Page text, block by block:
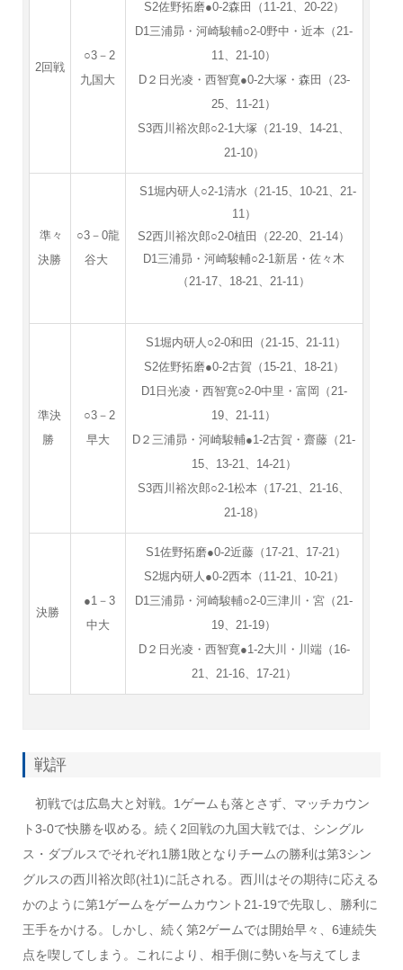
2回戦
○3－2
九国大
S2佐野拓磨●0-2森田（11-21、20-22）
D1三浦昴・河崎駿輔○2-0野中・近本（21-
11、21-10）
D２日光凌・西智寛●0-2大塚・森田（23-
25、11-21）
S3西川裕次郎○2-1大塚（21-19、14-21、
21-10）
準々
決勝
○3－0龍
谷大
S1堀内研人○2-1清水（21-15、10-21、21-
11）
S2西川裕次郎○2-0植田（22-20、21-14）
D1三浦昴・河崎駿輔○2-1新居・佐々木
（21-17、18-21、21-11）
準決
勝
○3－2
早大
S1堀内研人○2-0和田（21-15、21-11）
S2佐野拓磨●0-2古賀（15-21、18-21）
D1日光凌・西智寛○2-0中里・富岡（21-
19、21-11）
D２三浦昴・河崎駿輔●1-2古賀・齋藤（21-
15、13-21、14-21）
S3西川裕次郎○2-1松本（17-21、21-16、
21-18）
決勝
●1－3
中大
S1佐野拓磨●0-2近藤（17-21、17-21）
S2堀内研人●0-2西本（11-21、10-21）
D1三浦昴・河崎駿輔○2-0三津川・宮（21-
19、21-19）
D２日光凌・西智寛●1-2大川・川端（16-
21、21-16、17-21）
戦評
初戦では広島大と対戦。1ゲームも落とさず、マッチカウン
ト3-0で快勝を収める。続く2回戦の九国大戦では、シングル
ス・ダブルスでそれぞれ1勝1敗となりチームの勝利は第3シン
グルスの西川裕次郎(社1)に託される。西川はその期待に応える
かのように第1ゲームをゲームカウント21-19で先取し、勝利に
王手をかける。しかし、続く第2ゲームでは開始早々、6連続失
点を喫してしまう。これにより、相手側に勢いを与えてしま